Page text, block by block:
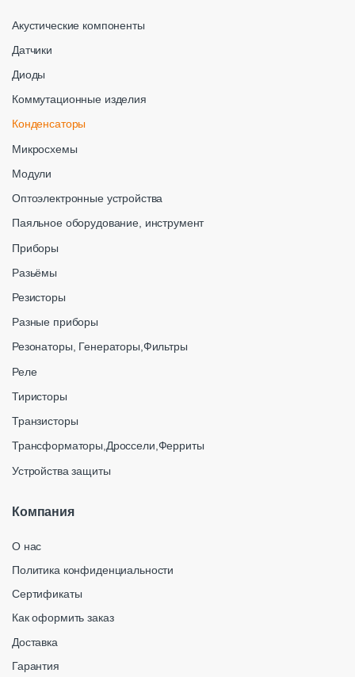
Акустические компоненты
Датчики
Диоды
Коммутационные изделия
Конденсаторы
Микросхемы
Модули
Оптоэлектронные устройства
Паяльное оборудование, инструмент
Приборы
Разьёмы
Резисторы
Разные приборы
Резонаторы, Генераторы,Фильтры
Реле
Тиристоры
Транзисторы
Трансформаторы,Дроссели,Ферриты
Устройства защиты
Компания
О нас
Политика конфиденциальности
Сертификаты
Как оформить заказ
Доставка
Гарантия